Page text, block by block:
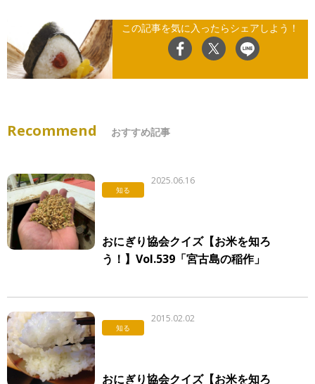
この記事を気に入ったらシェアしよう！
Recommend おすすめ記事
知る
2025.06.16
おにぎり協会クイズ【お米を知ろ
う！】Vol.539「宮古島の稲作」
知る
2015.02.02
おにぎり協会クイズ【お米を知ろ